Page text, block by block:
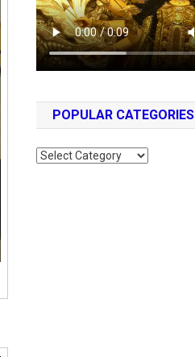
POPULAR CATEGORIES
Popular